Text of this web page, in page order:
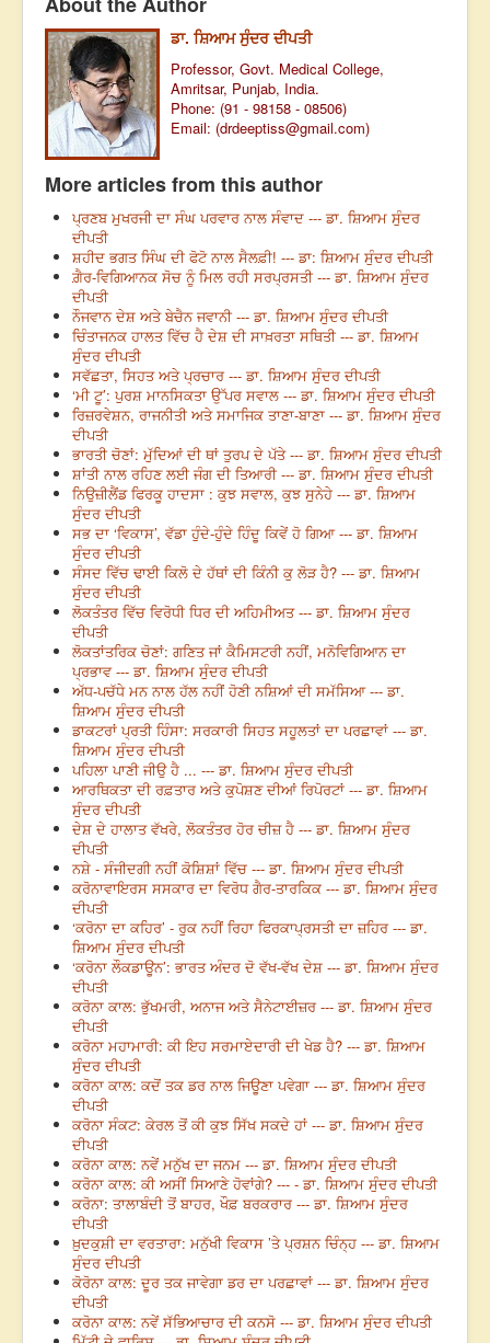
ਡਾ. ਸ਼ਿਆਮ ਸੁੰਦਰ ਦੀਪਤੀ
Professor, Govt. Medical College,
Amritsar, Punjab, India.
Phone: (91 - 98158 - 08506)
Email: (drdeeptiss@gmail.com)
More articles from this author
ਪ੍ਰਣਬ ਮੁਖਰਜੀ ਦਾ ਸੰਘ ਪਰਵਾਰ ਨਾਲ ਸੰਵਾਦ --- ਡਾ. ਸ਼ਿਆਮ ਸੁੰਦਰ
ਦੀਪਤੀ
ਸ਼ਹੀਦ ਭਗਤ ਸਿੰਘ ਦੀ ਫੋਟੋ ਨਾਲ ਸੈਲਫ਼ੀ! --- ਡਾ: ਸ਼ਿਆਮ ਸੁੰਦਰ ਦੀਪਤੀ
ਗ਼ੈਰ-ਵਿਗਿਆਨਕ ਸੋਚ ਨੂੰ ਮਿਲ ਰਹੀ ਸਰਪ੍ਰਸਤੀ --- ਡਾ. ਸ਼ਿਆਮ ਸੁੰਦਰ
ਦੀਪਤੀ
ਨੌਜਵਾਨ ਦੇਸ਼ ਅਤੇ ਬੇਚੈਨ ਜਵਾਨੀ --- ਡਾ. ਸ਼ਿਆਮ ਸੁੰਦਰ ਦੀਪਤੀ
ਚਿੰਤਾਜਨਕ ਹਾਲਤ ਵਿੱਚ ਹੈ ਦੇਸ਼ ਦੀ ਸਾਖ਼ਰਤਾ ਸਥਿਤੀ --- ਡਾ. ਸ਼ਿਆਮ
ਸੁੰਦਰ ਦੀਪਤੀ
ਸਵੱਛਤਾ, ਸਿਹਤ ਅਤੇ ਪ੍ਰਚਾਰ --- ਡਾ. ਸ਼ਿਆਮ ਸੁੰਦਰ ਦੀਪਤੀ
‘ਮੀ ਟੂ’: ਪੁਰਸ਼ ਮਾਨਸਿਕਤਾ ਉੱਪਰ ਸਵਾਲ --- ਡਾ. ਸ਼ਿਆਮ ਸੁੰਦਰ ਦੀਪਤੀ
ਰਿਜ਼ਰਵੇਸ਼ਨ, ਰਾਜਨੀਤੀ ਅਤੇ ਸਮਾਜਿਕ ਤਾਣਾ-ਬਾਣਾ --- ਡਾ. ਸ਼ਿਆਮ ਸੁੰਦਰ
ਦੀਪਤੀ
ਭਾਰਤੀ ਚੋਣਾਂ: ਮੁੱਦਿਆਂ ਦੀ ਥਾਂ ਤੁਰਪ ਦੇ ਪੱਤੇ --- ਡਾ. ਸ਼ਿਆਮ ਸੁੰਦਰ ਦੀਪਤੀ
ਸ਼ਾਂਤੀ ਨਾਲ ਰਹਿਣ ਲਈ ਜੰਗ ਦੀ ਤਿਆਰੀ --- ਡਾ. ਸ਼ਿਆਮ ਸੁੰਦਰ ਦੀਪਤੀ
ਨਿਉਜ਼ੀਲੈਂਡ ਫਿਰਕੂ ਹਾਦਸਾ : ਕੁਝ ਸਵਾਲ, ਕੁਝ ਸੁਨੇਹੇ --- ਡਾ. ਸ਼ਿਆਮ
ਸੁੰਦਰ ਦੀਪਤੀ
ਸਭ ਦਾ ‘ਵਿਕਾਸ’, ਵੱਡਾ ਹੁੰਦੇ-ਹੁੰਦੇ ਹਿੰਦੂ ਕਿਵੇਂ ਹੋ ਗਿਆ --- ਡਾ. ਸ਼ਿਆਮ
ਸੁੰਦਰ ਦੀਪਤੀ
ਸੰਸਦ ਵਿੱਚ ਢਾਈ ਕਿਲੋ ਦੇ ਹੱਥਾਂ ਦੀ ਕਿੰਨੀ ਕੁ ਲੋੜ ਹੈ? --- ਡਾ. ਸ਼ਿਆਮ
ਸੁੰਦਰ ਦੀਪਤੀ
ਲੋਕਤੰਤਰ ਵਿੱਚ ਵਿਰੋਧੀ ਧਿਰ ਦੀ ਅਹਿਮੀਅਤ --- ਡਾ. ਸ਼ਿਆਮ ਸੁੰਦਰ
ਦੀਪਤੀ
ਲੋਕਤਾਂਤਰਿਕ ਚੋਣਾਂ: ਗਣਿਤ ਜਾਂ ਕੈਮਿਸਟਰੀ ਨਹੀਂ, ਮਨੋਵਿਗਿਆਨ ਦਾ
ਪ੍ਰਭਾਵ --- ਡਾ. ਸ਼ਿਆਮ ਸੁੰਦਰ ਦੀਪਤੀ
ਅੱਧ-ਪਚੱਧੇ ਮਨ ਨਾਲ ਹੱਲ ਨਹੀਂ ਹੋਣੀ ਨਸ਼ਿਆਂ ਦੀ ਸਮੱਸਿਆ --- ਡਾ.
ਸ਼ਿਆਮ ਸੁੰਦਰ ਦੀਪਤੀ
ਡਾਕਟਰਾਂ ਪ੍ਰਤੀ ਹਿੰਸਾ: ਸਰਕਾਰੀ ਸਿਹਤ ਸਹੂਲਤਾਂ ਦਾ ਪਰਛਾਵਾਂ --- ਡਾ.
ਸ਼ਿਆਮ ਸੁੰਦਰ ਦੀਪਤੀ
ਪਹਿਲਾ ਪਾਣੀ ਜੀਉ ਹੈ ... --- ਡਾ. ਸ਼ਿਆਮ ਸੁੰਦਰ ਦੀਪਤੀ
ਆਰਥਿਕਤਾ ਦੀ ਰਫ਼ਤਾਰ ਅਤੇ ਕੁਪੋਸ਼ਣ ਦੀਆਂ ਰਿਪੋਰਟਾਂ --- ਡਾ. ਸ਼ਿਆਮ
ਸੁੰਦਰ ਦੀਪਤੀ
ਦੇਸ਼ ਦੇ ਹਾਲਾਤ ਵੱਖਰੇ, ਲੋਕਤੰਤਰ ਹੋਰ ਚੀਜ਼ ਹੈ --- ਡਾ. ਸ਼ਿਆਮ ਸੁੰਦਰ
ਦੀਪਤੀ
ਨਸ਼ੇ - ਸੰਜੀਦਗੀ ਨਹੀਂ ਕੋਸ਼ਿਸ਼ਾਂ ਵਿੱਚ --- ਡਾ. ਸ਼ਿਆਮ ਸੁੰਦਰ ਦੀਪਤੀ
ਕਰੋਨਾਵਾਇਰਸ ਸਸਕਾਰ ਦਾ ਵਿਰੋਧ ਗੈਰ-ਤਾਰਕਿਕ --- ਡਾ. ਸ਼ਿਆਮ ਸੁੰਦਰ
ਦੀਪਤੀ
‘ਕਰੋਨਾ ਦਾ ਕਹਿਰ’ - ਰੁਕ ਨਹੀਂ ਰਿਹਾ ਫਿਰਕਾਪ੍ਰਸਤੀ ਦਾ ਜ਼ਹਿਰ --- ਡਾ.
ਸ਼ਿਆਮ ਸੁੰਦਰ ਦੀਪਤੀ
‘ਕਰੋਨਾ ਲੌਕਡਾਊਨ’: ਭਾਰਤ ਅੰਦਰ ਦੋ ਵੱਖ-ਵੱਖ ਦੇਸ਼ --- ਡਾ. ਸ਼ਿਆਮ ਸੁੰਦਰ
ਦੀਪਤੀ
ਕਰੋਨਾ ਕਾਲ: ਭੁੱਖਮਰੀ, ਅਨਾਜ ਅਤੇ ਸੈਨੇਟਾਈਜ਼ਰ --- ਡਾ. ਸ਼ਿਆਮ ਸੁੰਦਰ
ਦੀਪਤੀ
ਕਰੋਨਾ ਮਹਾਮਾਰੀ: ਕੀ ਇਹ ਸਰਮਾਏਦਾਰੀ ਦੀ ਖੇਡ ਹੈ? --- ਡਾ. ਸ਼ਿਆਮ
ਸੁੰਦਰ ਦੀਪਤੀ
ਕਰੋਨਾ ਕਾਲ: ਕਦੋਂ ਤਕ ਡਰ ਨਾਲ ਜਿਊਣਾ ਪਵੇਗਾ --- ਡਾ. ਸ਼ਿਆਮ ਸੁੰਦਰ
ਦੀਪਤੀ
ਕਰੋਨਾ ਸੰਕਟ: ਕੇਰਲ ਤੋਂ ਕੀ ਕੁਝ ਸਿੱਖ ਸਕਦੇ ਹਾਂ --- ਡਾ. ਸ਼ਿਆਮ ਸੁੰਦਰ
ਦੀਪਤੀ
ਕਰੋਨਾ ਕਾਲ: ਨਵੇਂ ਮਨੁੱਖ ਦਾ ਜਨਮ --- ਡਾ. ਸ਼ਿਆਮ ਸੁੰਦਰ ਦੀਪਤੀ
ਕਰੋਨਾ ਕਾਲ: ਕੀ ਅਸੀਂ ਸਿਆਣੇ ਹੋਵਾਂਗੇ? --- - ਡਾ. ਸ਼ਿਆਮ ਸੁੰਦਰ ਦੀਪਤੀ
ਕਰੋਨਾ: ਤਾਲਾਬੰਦੀ ਤੋਂ ਬਾਹਰ, ਖੌਫ਼ ਬਰਕਰਾਰ --- ਡਾ. ਸ਼ਿਆਮ ਸੁੰਦਰ
ਦੀਪਤੀ
ਖ਼ੁਦਕੁਸ਼ੀ ਦਾ ਵਰਤਾਰਾ: ਮਨੁੱਖੀ ਵਿਕਾਸ ’ਤੇ ਪ੍ਰਸ਼ਨ ਚਿੰਨ੍ਹ --- ਡਾ. ਸ਼ਿਆਮ
ਸੁੰਦਰ ਦੀਪਤੀ
ਕੋਰੋਨਾ ਕਾਲ: ਦੂਰ ਤਕ ਜਾਵੇਗਾ ਡਰ ਦਾ ਪਰਛਾਵਾਂ --- ਡਾ. ਸ਼ਿਆਮ ਸੁੰਦਰ
ਦੀਪਤੀ
ਕਰੋਨਾ ਕਾਲ: ਨਵੇਂ ਸੱਭਿਆਚਾਰ ਦੀ ਕਨਸੋ --- ਡਾ. ਸ਼ਿਆਮ ਸੁੰਦਰ ਦੀਪਤੀ